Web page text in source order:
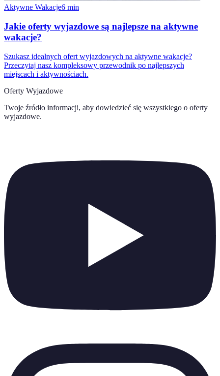
Aktywne Wakacje6 min
Jakie oferty wyjazdowe są najlepsze na aktywne
wakacje?
Szukasz idealnych ofert wyjazdowych na aktywne wakacje?
Przeczytaj nasz kompleksowy przewodnik po najlepszych
miejscach i aktywnościach.
Oferty Wyjazdowe
Twoje źródło informacji, aby dowiedzieć się wszystkiego o oferty
wyjazdowe.